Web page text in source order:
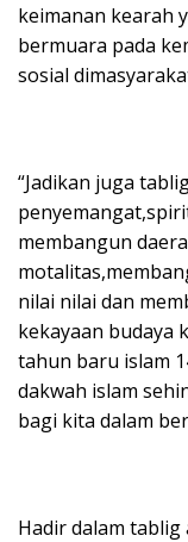
keimanan kearah
bermuara pada
sosial
“Jadikan juga
membangun
nilai nilai dan
kekayaan budaya
tahun baru islam
dakwah islam
bagi kita dalam
Hadir dalam tablig